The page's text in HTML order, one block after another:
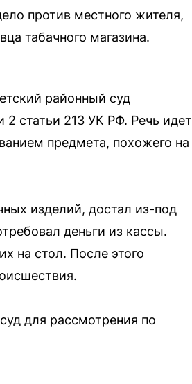
против местного жителя,
табачного магазина.
районный суд
статьи 213 УК РФ. Речь идет
предмета, похожего на
изделий, достал из-под
деньги из кассы.
на стол. После этого
для рассмотрения по